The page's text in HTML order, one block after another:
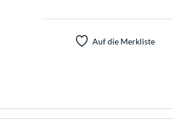
Auf die Merkliste